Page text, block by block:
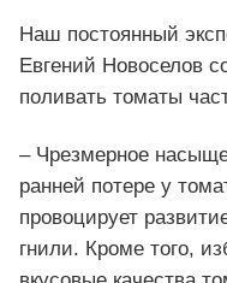
Наш постоянный
Евгений Новоселов
поливать томаты
– Чрезмерное
ранней потере у
провоцирует
гнили. Кроме того,